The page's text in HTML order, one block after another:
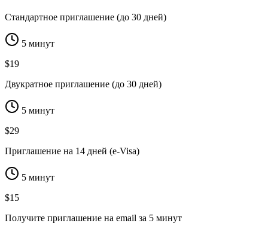
Стандартное приглашение (до 30 дней)
5 минут
$19
Двукратное приглашение (до 30 дней)
5 минут
$29
Приглашение на 14 дней (e-Visa)
5 минут
$15
Получите приглашение на email за 5 минут